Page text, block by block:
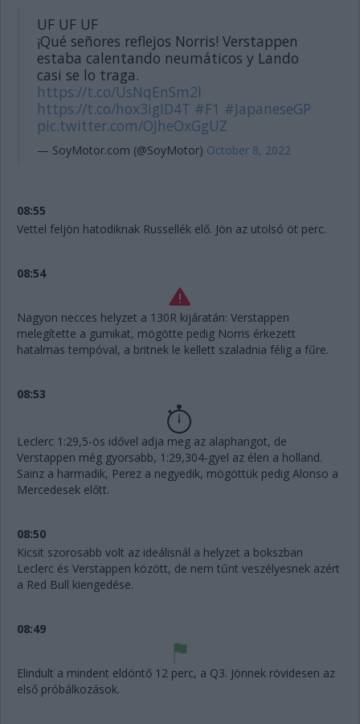
UF UF UF
¡Qué señores reflejos Norris! Verstappen
estaba calentando neumáticos y Lando
casi se lo traga.
https://t.co/UsNqEnSm2l
https://t.co/hox3igID4T #F1 #JapaneseGP
pic.twitter.com/OJheOxGgUZ
— SoyMotor.com (@SoyMotor) October 8, 2022
08:55
Vettel feljön hatodiknak Russellék elő. Jön az utolsó öt perc.
08:54
Nagyon necces helyzet a 130R kijáratán: Verstappen
melegítette a gumikat, mögötte pedig Norris érkezett
hatalmas tempóval, a britnek le kellett szaladnia félig a fűre.
08:53
Leclerc 1:29,5-ös idővel adja meg az alaphangot, de
Verstappen még gyorsabb, 1:29,304-gyel az élen a holland.
Sainz a harmadik, Perez a negyedik, mögöttük pedig Alonso a
Mercedesek előtt.
08:50
Kicsit szorosabb volt az ideálisnál a helyzet a bokszban
Leclerc és Verstappen között, de nem tűnt veszélyesnek azért
a Red Bull kiengedése.
08:49
Elindult a mindent eldöntő 12 perc, a Q3. Jönnek rövidesen az
első próbálkozások.